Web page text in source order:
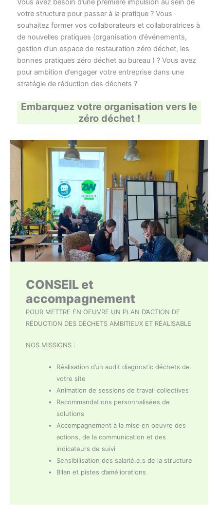
Vous avez besoin d’une première impulsion au sein de
votre structure pour passer à la pratique ? Vous
souhaitez former vos collaborateurs et collaboratrices à
de nouvelles pratiques (organisation d’événements,
gestion d’un espace de restauration zéro déchet, les
bonnes pratiques zéro déchet au bureau ) ? Vous avez
pour ambition d’engager votre entreprise dans une
stratégie de réduction des déchets ?
Embarquez votre organisation vers le
zéro déchet !
CONSEIL et
accompagnement
POUR METTRE EN OEUVRE UN PLAN D’ACTION DE
RÉDUCTION DES DÉCHETS AMBITIEUX ET RÉALISABLE
NOS MISSIONS :
Réalisation d’un audit diagnostic déchets de
votre site
Animation de sessions de travail collectives
Recommandations personnalisées de
solutions
Accompagnement à la mise en oeuvre des
actions, de la communication et des
indicateurs de suivi
Sensibilisation des salarié.e.s de la structure
Bilan et pistes d’améliorations